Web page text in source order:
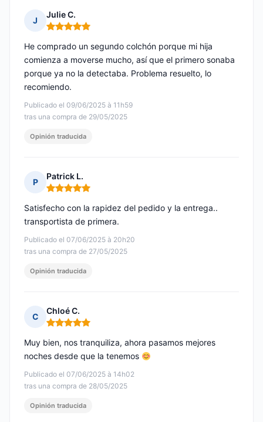
J
Julie C.
Nota: 5 de 5
Publicado el 09/06/2025 à 11h59
tras una compra de 29/05/2025
He comprado un segundo colchón porque mi hija
comienza a moverse mucho, así que el primero sonaba
porque ya no la detectaba. Problema resuelto, lo
recomiendo.
Opinión traducida
P
Patrick L.
Nota: 5 de 5
Publicado el 07/06/2025 à 20h20
tras una compra de 27/05/2025
Satisfecho con la rapidez del pedido y la entrega..
transportista de primera.
Opinión traducida
C
Chloé C.
Nota: 5 de 5
Publicado el 07/06/2025 à 14h02
tras una compra de 28/05/2025
Muy bien, nos tranquiliza, ahora pasamos mejores
noches desde que la tenemos
Opinión traducida